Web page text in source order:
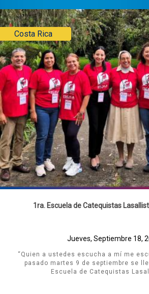
Costa Rica
1ra. Escuela de Catequistas
Jueves, Septiembre 18,
“Quien a ustedes escucha a mí me
pasado martes 9 de septiembre se
Escuela de Catequistas